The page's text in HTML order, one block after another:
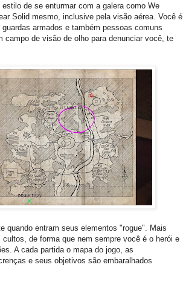
de se enturmar com a galera como We
Solid mesmo, inclusive pela visão aérea. Você é
armados e também pessoas comuns
de visão de olho para denunciar você, te
quando entram seus elementos "rogue". Mais
de forma que nem sempre você é o herói e
A cada partida o mapa do jogo, as
e seus objetivos são embaralhados